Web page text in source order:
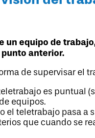
un equipo de
anterior.
de supervisar el
es puntual
equipos.
el teletrabajo pasa a
que cuando se